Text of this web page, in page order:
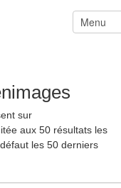
sur
aux 50 résultats les
les 50 derniers